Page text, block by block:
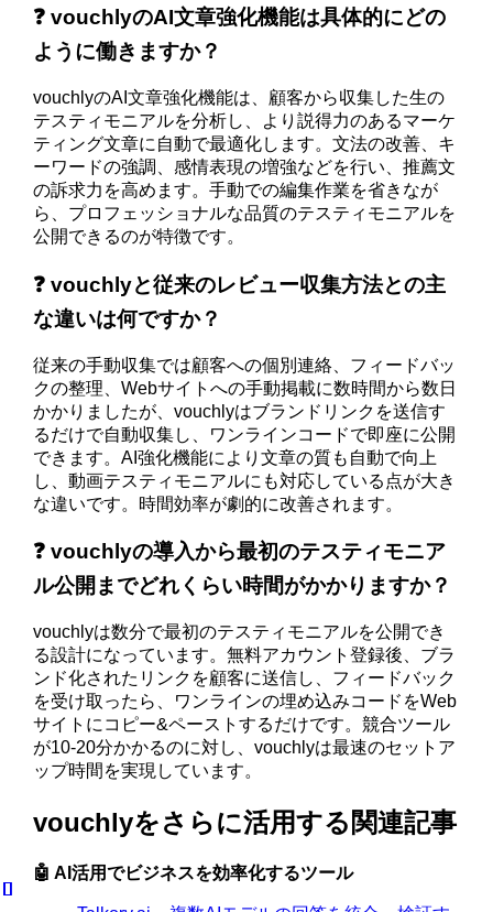
❓ vouchlyのAI文章強化機能は具体的にどの
ように働きますか？
vouchlyのAI文章強化機能は、顧客から収集した生の
テスティモニアルを分析し、より説得力のあるマーケ
ティング文章に自動で最適化します。文法の改善、キ
ーワードの強調、感情表現の増強などを行い、推薦文
の訴求力を高めます。手動での編集作業を省きなが
ら、プロフェッショナルな品質のテスティモニアルを
公開できるのが特徴です。
❓ vouchlyと従来のレビュー収集方法との主
な違いは何ですか？
従来の手動収集では顧客への個別連絡、フィードバッ
クの整理、Webサイトへの手動掲載に数時間から数日
かかりましたが、vouchlyはブランドリンクを送信す
るだけで自動収集し、ワンラインコードで即座に公開
できます。AI強化機能により文章の質も自動で向上
し、動画テスティモニアルにも対応している点が大き
な違いです。時間効率が劇的に改善されます。
❓ vouchlyの導入から最初のテスティモニア
ル公開までどれくらい時間がかかりますか？
vouchlyは数分で最初のテスティモニアルを公開でき
る設計になっています。無料アカウント登録後、ブラ
ンド化されたリンクを顧客に送信し、フィードバック
を受け取ったら、ワンラインの埋め込みコードをWeb
サイトにコピー&ペーストするだけです。競合ツール
が10-20分かかるのに対し、vouchlyは最速のセットア
ップ時間を実現しています。
vouchlyをさらに活用する関連記事
🤖 AI活用でビジネスを効率化するツール